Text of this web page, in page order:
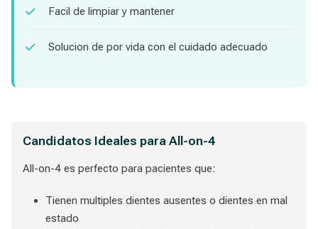
Facil de limpiar y mantener
Solucion de por vida con el cuidado adecuado
Candidatos Ideales para All-on-4
All-on-4 es perfecto para pacientes que:
Tienen multiples dientes ausentes o dientes en mal
estado